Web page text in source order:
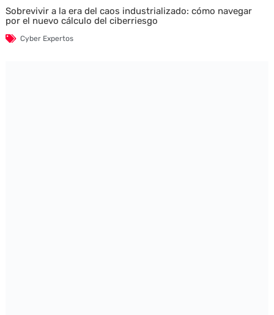
Sobrevivir a la era del caos industrializado: cómo navegar
por el nuevo cálculo del ciberriesgo
Cyber Expertos